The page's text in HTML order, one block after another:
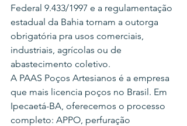
Federal 9.433/1997 e a regulamentação
estadual da Bahia tornam a outorga
obrigatória pra usos comerciais,
industriais, agrícolas ou de
abastecimento coletivo.
A PAAS Poços Artesianos é a empresa
que mais licencia poços no Brasil. Em
Ipecaetá-BA, oferecemos o processo
completo: APPO, perfuração